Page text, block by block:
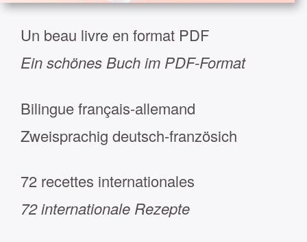
Un beau livre en format PDF
Ein schönes Buch im PDF-Format
Bilingue français-allemand
Zweisprachig deutsch-französich
72 recettes internationales
72 internationale Rezepte